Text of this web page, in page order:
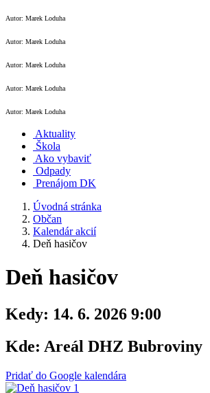
Autor: Marek Loduha
Autor: Marek Loduha
Autor: Marek Loduha
Autor: Marek Loduha
Autor: Marek Loduha
Aktuality
Škola
Ako vybaviť
Odpady
Prenájom DK
Úvodná stránka
Občan
Kalendár akcií
Deň hasičov
Deň hasičov
Kedy: 14. 6. 2026 9:00
Kde: Areál DHZ Bubroviny
Pridať do Google kalendára